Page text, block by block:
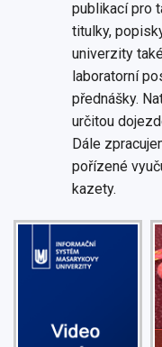
publikací pro
titulky,
univerzity
laboratorní
přednášky.
určitou
Dále
pořízené
kazety.